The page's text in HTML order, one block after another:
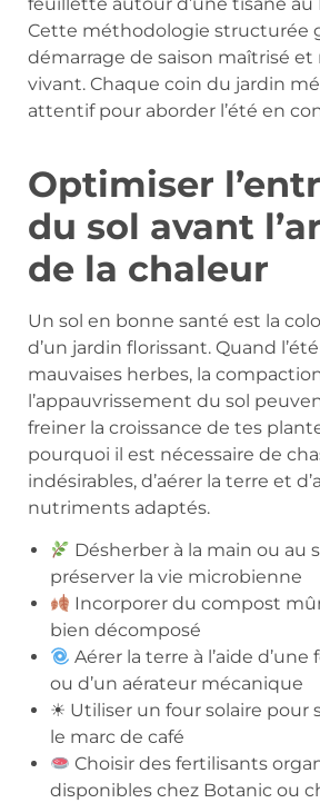
Cette méthodologie structurée
démarrage de saison maîtrisé
vivant. Chaque coin du jardin
attentif pour aborder l’été en
Optimiser
du sol avant
de la chaleur
Un sol en bonne santé est la
d’un jardin florissant. Quand
mauvaises herbes, la
l’appauvrissement du sol
freiner la croissance de tes
pourquoi il est nécessaire de
indésirables, d’aérer la terre et
nutriments adaptés.
Désherber à la main ou au
préserver la vie microbienne
Incorporer du compost
bien décomposé
Aérer la terre à l’aide
ou d’un aérateur mécanique
☀ Utiliser un four solaire pour
le marc de café
Choisir des fertilisants
disponibles chez Botanic ou